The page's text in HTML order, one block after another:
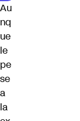
Au
nq
ue
le
pe
se
a
la